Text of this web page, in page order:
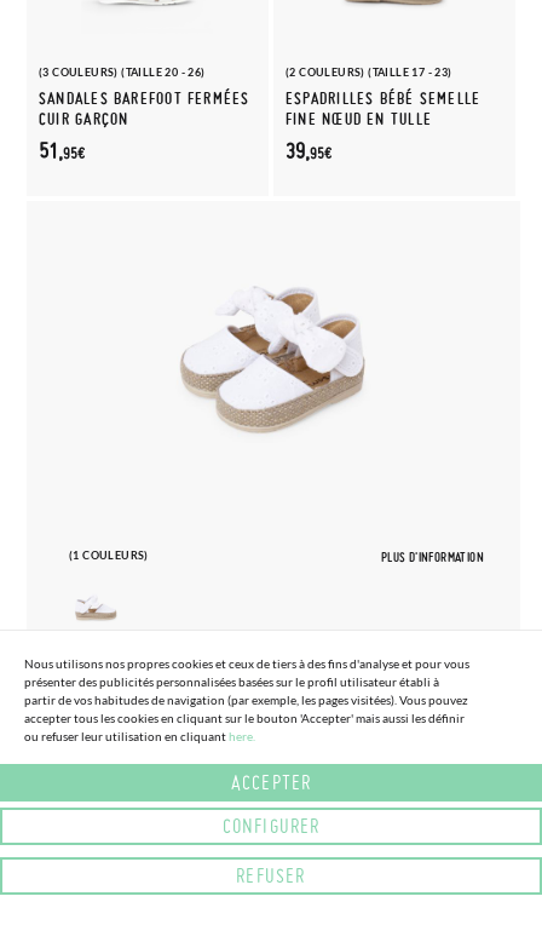
(3 COULEURS) (TAILLE 20 - 26)
SANDALES BAREFOOT FERMÉES
CUIR GARÇON
51,95€
(2 COULEURS) (TAILLE 17 - 23)
ESPADRILLES BÉBÉ SEMELLE
FINE NŒUD EN TULLE
39,95€
(1 COULEURS) PLUS D'INFORMATION
17 23
ESPADRILLES BÉBÉ BRODERIE ANGLAISE
Nous utilisons nos propres cookies et ceux de tiers à des fins d'analyse et pour vous
présenter des publicités personnalisées basées sur le profil utilisateur établi à
partir de vos habitudes de navigation (par exemple, les pages visitées). Vous pouvez
accepter tous les cookies en cliquant sur le bouton 'Accepter' mais aussi les définir
ou refuser leur utilisation en cliquanthere.
ACCEPTER
CONFIGURER
REFUSER